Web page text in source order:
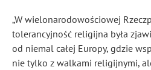
„W wielonarodowościowej
tolerancyjność religijna była
od niemal całej Europy, gdzie
nie tylko z walkami religijnymi,